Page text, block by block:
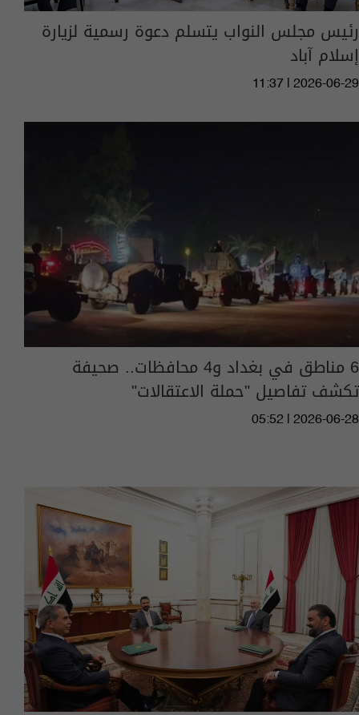
رئيس مجلس النواب يتسلم دعوة رسمية لزيارة
إسلام آباد
11:37 | 2026-06-29
6 مناطق في بغداد و4 محافظات.. صحيفة
تكشف تفاصيل "حملة الاعتقالات"
05:52 | 2026-06-28